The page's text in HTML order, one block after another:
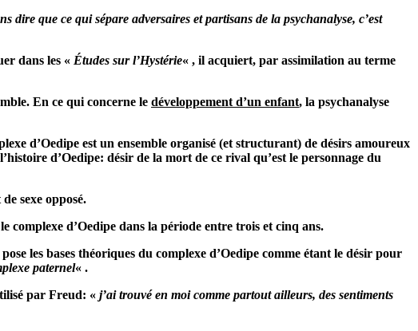
que ce qui sépare adversaires et partisans de la psychanalyse, c’est
dans les « Études sur l’Hystérie« , il acquiert, par assimilation au terme
En ce qui concerne le développement d’un enfant, la psychanalyse
d’Oedipe est un ensemble organisé (et structurant) de désirs amoureux
d’Oedipe: désir de la mort de ce rival qu’est le personnage du
sexe opposé.
complexe d’Oedipe dans la période entre trois et cinq ans.
les bases théoriques du complexe d’Oedipe comme étant le désir pour
paternel« .
par Freud: « j’ai trouvé en moi comme partout ailleurs, des sentiments